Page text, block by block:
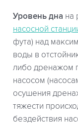
Уровень дна на
насосной
фута) над
воды в
либо дренажом
насосом
осушения
тяжести
бездействия